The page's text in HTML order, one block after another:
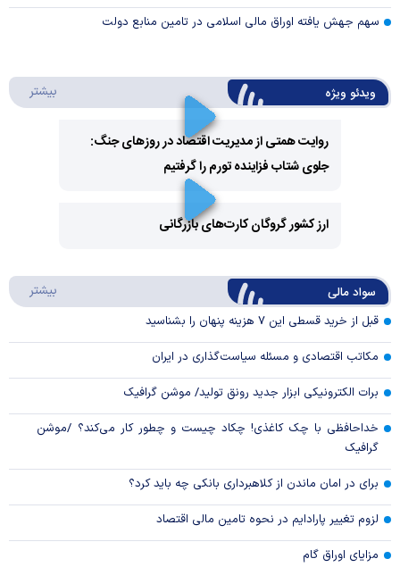
سهم جهش یافته اوراق مالی اسلامی در تامین منابع دولت
ویدئو ویژه بیشتر
Play
Video
روایت همتی از مدیریت اقتصاد در روزهای جنگ:
جلوی شتاب فزاینده تورم را گرفتیم
Video
ارز کشور گروگان کارت‌های بازرگانی
سواد مالی بیشتر
قبل از خرید قسطی این ۷ هزینه پنهان را بشناسید
مکاتب اقتصادی و مسئله سیاست‌گذاری در ایران
برات الکترونیکی ابزار جدید رونق تولید/ موشن گرافیک
خداحافظی با چک کاغذی! چکاد چیست و چطور کار می‌کند؟ /موشن
گرافیک
برای در امان ماندن از کلاهبرداری بانکی چه باید کرد؟
لزوم تغییر پارادایم در نحوه تامین مالی اقتصاد
مزایای اوراق گام